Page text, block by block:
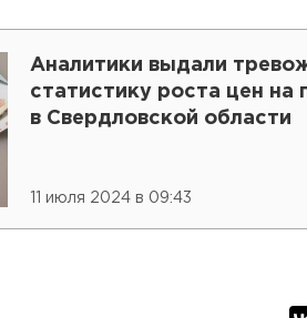
Аналитики выдали
статистику роста цен на
в Свердловской области
11 июля 2024 в 09:43